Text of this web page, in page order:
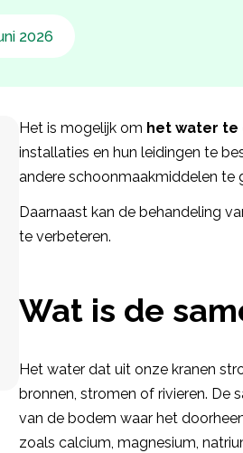
2026
Het is mogelijk om het water te
installaties en hun leidingen te
andere schoonmaakmiddelen te
Daarnaast kan de behandeling
te verbeteren.
Wat is de
Het water dat uit onze kranen
bronnen, stromen of rivieren. De
van de bodem waar het
zoals calcium, magnesium,